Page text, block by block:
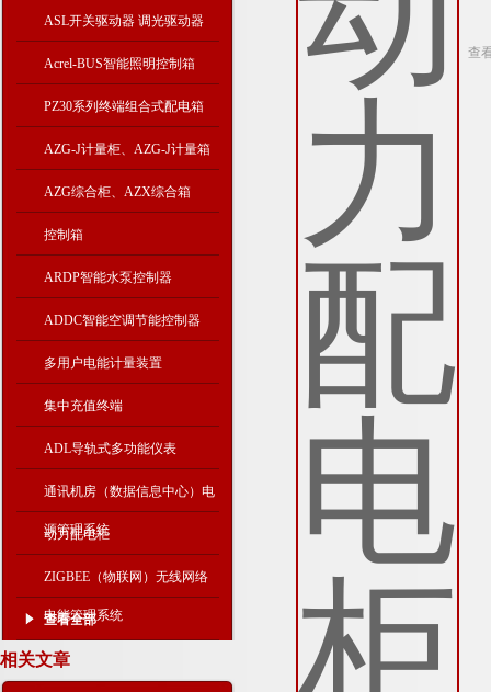
ASL开关驱动器 调光驱动器
Acrel-BUS智能照明控制箱
PZ30系列终端组合式配电箱
AZG-J计量柜、AZG-J计量箱
AZG综合柜、AZX综合箱
控制箱
ARDP智能水泵控制器
ADDC智能空调节能控制器
多用户电能计量装置
集中充值终端
ADL导轨式多功能仪表
通讯机房（数据信息中心）电
源管理系统
动力配电柜
ZIGBEE（物联网）无线网络
电能管理系统
查看全部
相关文章
查